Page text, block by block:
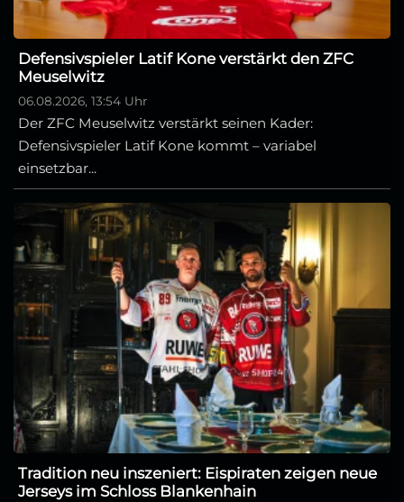
Defensivspieler Latif Kone verstärkt den ZFC
Meuselwitz
06.08.2026, 13:54 Uhr
Der ZFC Meuselwitz verstärkt seinen Kader:
Defensivspieler Latif Kone kommt – variabel
einsetzbar...
Tradition neu inszeniert: Eispiraten zeigen neue
Jerseys im Schloss Blankenhain